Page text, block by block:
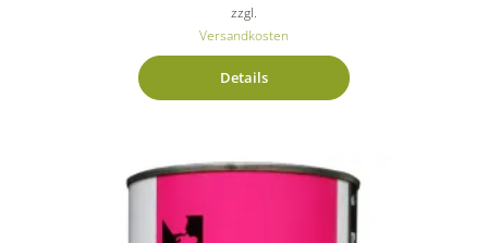
zzgl.
Versandkosten
Details